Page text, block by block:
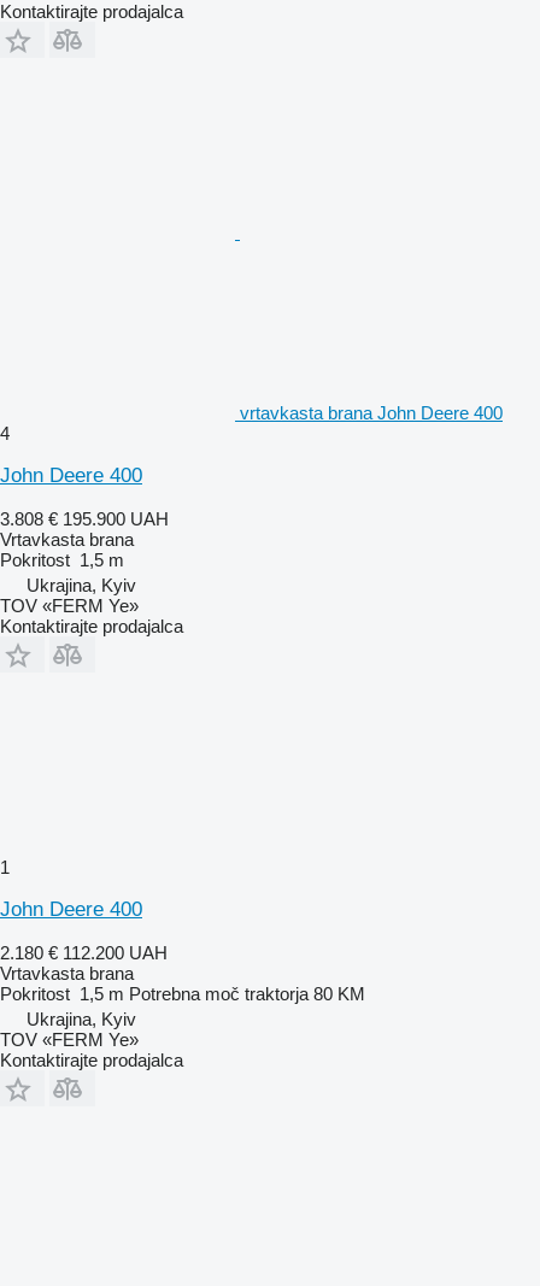
Kontaktirajte prodajalca
vrtavkasta brana John Deere 400
4
John Deere 400
3.808 € 195.900 UAH
Vrtavkasta brana
Pokritost 1,5 m
Ukrajina, Kyiv
TOV «FERM Ye»
Kontaktirajte prodajalca
1
John Deere 400
2.180 € 112.200 UAH
Vrtavkasta brana
Pokritost 1,5 m Potrebna moč traktorja 80 KM
Ukrajina, Kyiv
TOV «FERM Ye»
Kontaktirajte prodajalca